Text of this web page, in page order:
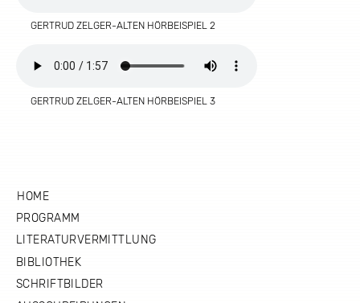
GERTRUD ZELGER-ALTEN HÖRBEISPIEL 2
GERTRUD ZELGER-ALTEN HÖRBEISPIEL 3
HOME
PROGRAMM
LITERATURVERMITTLUNG
BIBLIOTHEK
SCHRIFTBILDER